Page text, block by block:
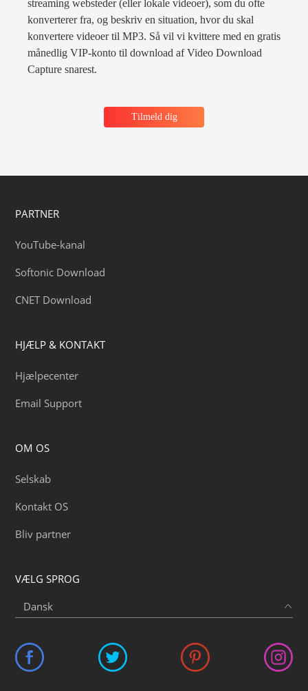
streaming websteder (eller lokale videoer), som du ofte
konverterer fra, og beskriv en situation, hvor du skal
konvertere videoer til MP3. Så vil vi kvittere med en gratis
månedlig VIP-konto til download af Video Download
Capture snarest.
Tilmeld dig
PARTNER
YouTube-kanal
Softonic Download
CNET Download
HJÆLP & KONTAKT
Hjælpecenter
Email Support
OM OS
Selskab
Kontakt OS
Bliv partner
VÆLG SPROG